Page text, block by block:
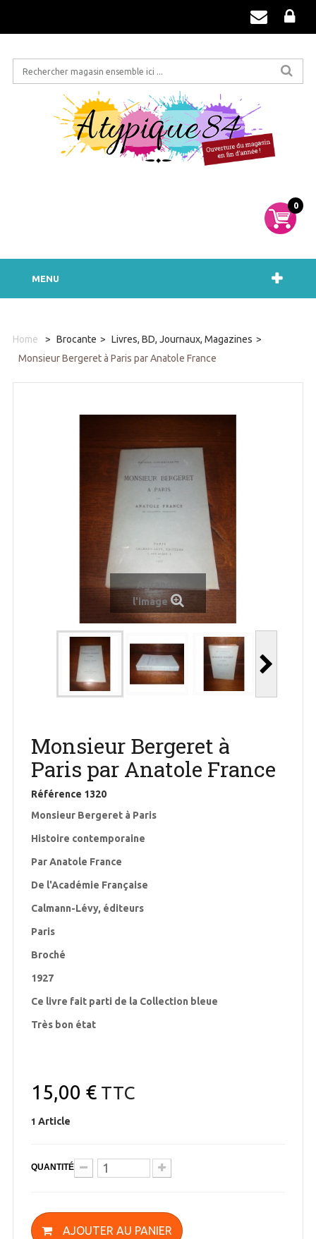
0
MENU
Home > Brocante > Livres, BD, Journaux, Magazines >
Monsieur Bergeret à Paris par Anatole France
Agrandir
l'image
Monsieur Bergeret à
Paris par Anatole France
Référence 1320
Monsieur Bergeret à Paris
Histoire contemporaine
Par Anatole France
De l'Académie Française
Calmann-Lévy, éditeurs
Paris
Broché
1927
Ce livre fait parti de la Collection bleue
Très bon état
15,00 €TTC
1 Article
QUANTITÉ
AJOUTER AU PANIER